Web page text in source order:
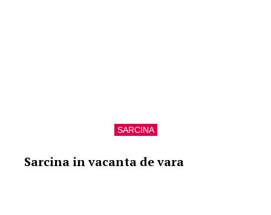
SARCINA
Sarcina in vacanta de vara